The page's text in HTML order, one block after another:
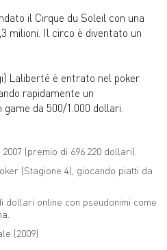
il Cirque du Soleil con una
milioni. Il circo è diventato un
Laliberté è entrato nel poker
rapidamente un
da 500/1.000 dollari.
(premio di 696.220 dollari).
(Stagione 4), giocando piatti da
dollari online con pseudonimi come
(2009)